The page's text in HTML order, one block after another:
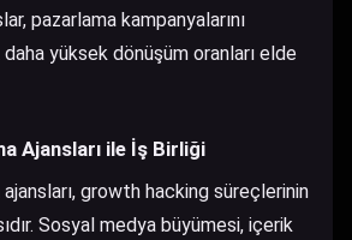
pazarlama kampanyalarını
yüksek dönüşüm oranları elde
Ajansları ile İş Birliği
growth hacking süreçlerinin
Sosyal medya büyümesi, içerik